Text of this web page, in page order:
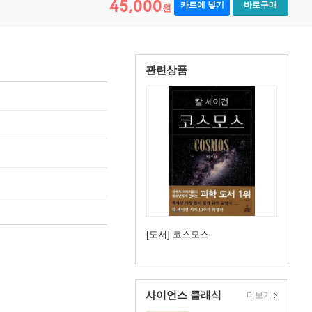
45,000원 카트에 넣기 바로구매
관련상품
[도서] 코스모스
사이언스 클래식 더보기